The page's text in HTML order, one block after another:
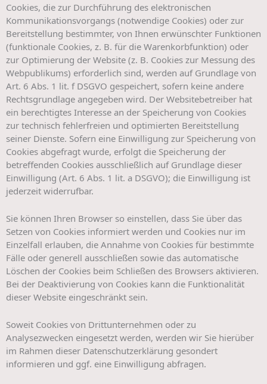
Cookies, die zur Durchführung des elektronischen
Kommunikationsvorgangs (notwendige Cookies) oder zur
Bereitstellung bestimmter, von Ihnen erwünschter Funktionen
(funktionale Cookies, z. B. für die Warenkorbfunktion) oder
zur Optimierung der Website (z. B. Cookies zur Messung des
Webpublikums) erforderlich sind, werden auf Grundlage von
Art. 6 Abs. 1 lit. f DSGVO gespeichert, sofern keine andere
Rechtsgrundlage angegeben wird. Der Websitebetreiber hat
ein berechtigtes Interesse an der Speicherung von Cookies
zur technisch fehlerfreien und optimierten Bereitstellung
seiner Dienste. Sofern eine Einwilligung zur Speicherung von
Cookies abgefragt wurde, erfolgt die Speicherung der
betreffenden Cookies ausschließlich auf Grundlage dieser
Einwilligung (Art. 6 Abs. 1 lit. a DSGVO); die Einwilligung ist
jederzeit widerrufbar.
Sie können Ihren Browser so einstellen, dass Sie über das
Setzen von Cookies informiert werden und Cookies nur im
Einzelfall erlauben, die Annahme von Cookies für bestimmte
Fälle oder generell ausschließen sowie das automatische
Löschen der Cookies beim Schließen des Browsers aktivieren.
Bei der Deaktivierung von Cookies kann die Funktionalität
dieser Website eingeschränkt sein.
Soweit Cookies von Drittunternehmen oder zu
Analysezwecken eingesetzt werden, werden wir Sie hierüber
im Rahmen dieser Datenschutzerklärung gesondert
informieren und ggf. eine Einwilligung abfragen.